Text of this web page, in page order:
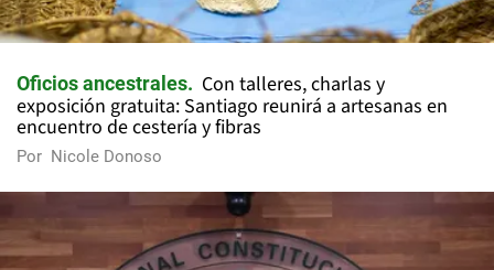
Oficios ancestrales
Con talleres, charlas y
exposición gratuita: Santiago reunirá a artesanas en
encuentro de cestería y fibras
Por Nicole Donoso